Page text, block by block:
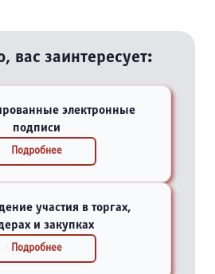
вас заинтересует:
электронные
подписи
Подробнее
участия в торгах,
и закупках
Подробнее